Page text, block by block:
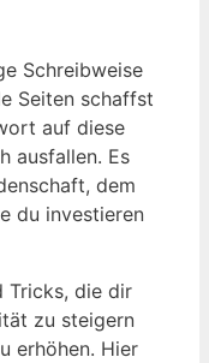
Schreibweise
Seiten schaffst
auf diese
ausfallen. Es
dem
du investieren
Tricks, die dir
zu steigern
erhöhen. Hier